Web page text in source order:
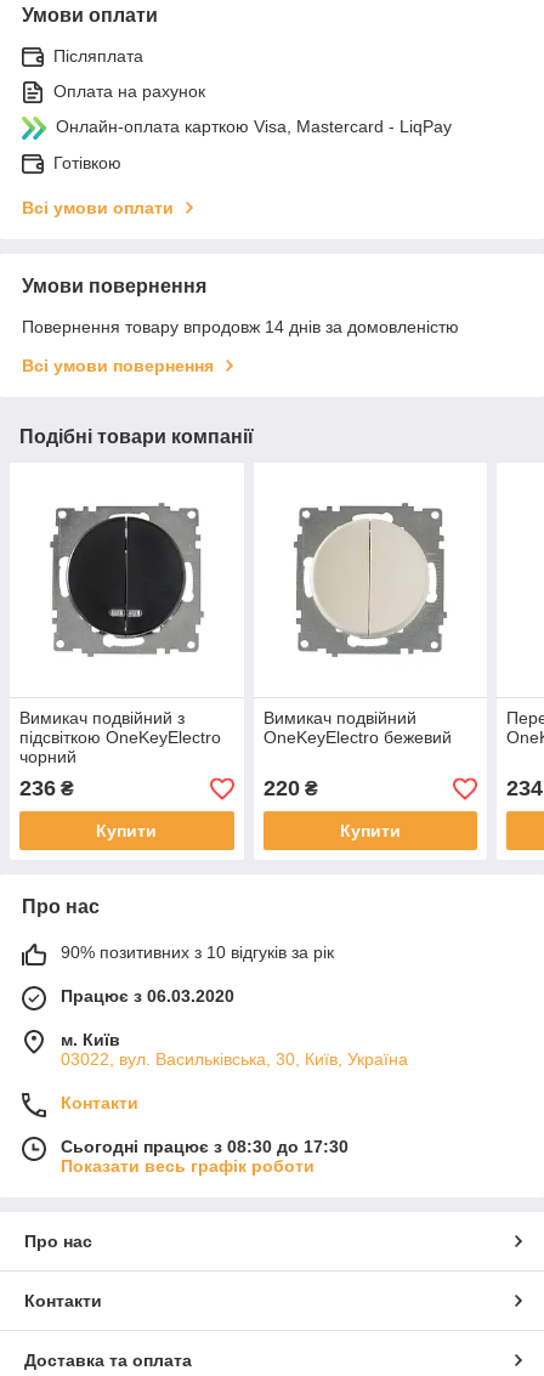
Умови оплати
Післяплата
Оплата на рахунок
Онлайн-оплата карткою Visa, Mastercard - LiqPay
Готівкою
Всі умови оплати
Умови повернення
Повернення товару впродовж 14 днів за домовленістю
Всі умови повернення
Подібні товари компанії
Вимикач подвійний з
підсвіткою OneKeyElectro
чорний
236 ₴
Купити
Вимикач подвійний
OneKeyElectro бежевий
220₴
Купити
234
Про нас
90% позитивних з 10 відгуків за рік
Працює з 06.03.2020
м. Київ
03022, вул. Васильківська, 30, Київ, Україна
Контакти
Сьогодні працює з 08:30 до 17:30
Показати весь графік роботи
Про нас
Контакти
Доставка та оплата